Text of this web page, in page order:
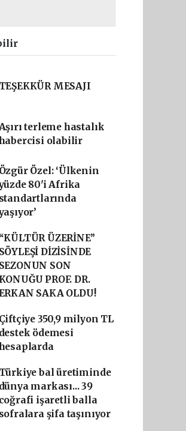
TEŞEKKÜR MESAJI
terleme hastalık
olabilir
Özgür Özel: ‘Ülkenin
80'i Afrika
standartlarında
“KÜLTÜR ÜZERİNE”
SÖYLEŞİ DİZİSİNDE
SEZONUN SON
KONUĞU PROF. DR.
ERKAN SAKA OLDU!
Çiftçiye 350,9 milyon TL
destek ödemesi
Türkiye bal üretiminde
dünya markası... 39
coğrafi işaretli balla
sofralara şifa taşınıyor